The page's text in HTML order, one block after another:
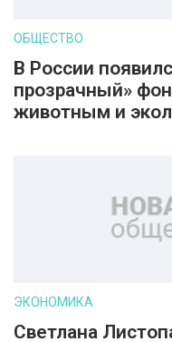
ОБЩЕСТВО
В России
прозрачный»
животным и
ЭКОНОМИКА
Светлана